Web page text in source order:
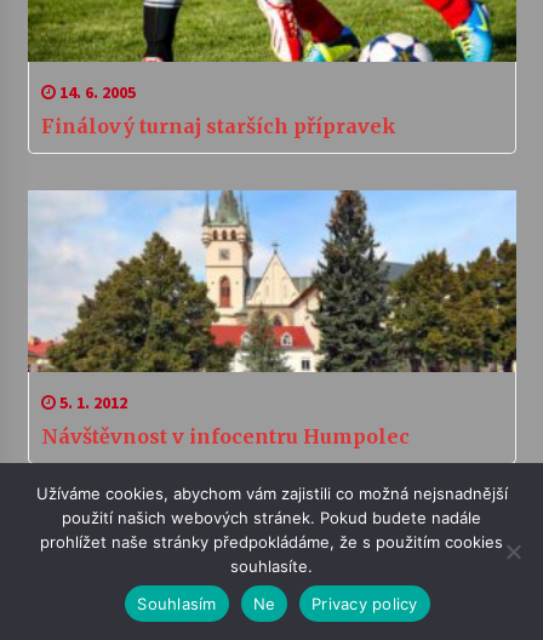
14. 6. 2005
Finálový turnaj starších přípravek
5. 1. 2012
Návštěvnost v infocentru Humpolec
Užíváme cookies, abychom vám zajistili co možná nejsnadnější
použití našich webových stránek. Pokud budete nadále
prohlížet naše stránky předpokládáme, že s použitím cookies
souhlasíte.
Souhlasím
Ne Privacy policy